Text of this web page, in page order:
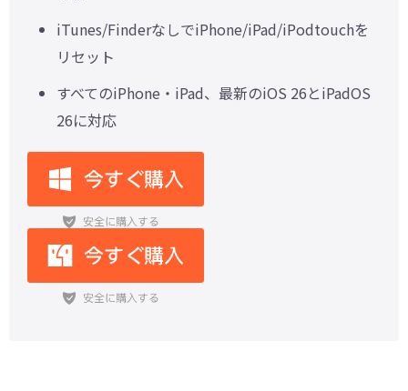
iTunes/FinderなしでiPhone/iPad/iPodtouchを
リセット
すべてのiPhone・iPad、最新のiOS 26とiPadOS
26に対応